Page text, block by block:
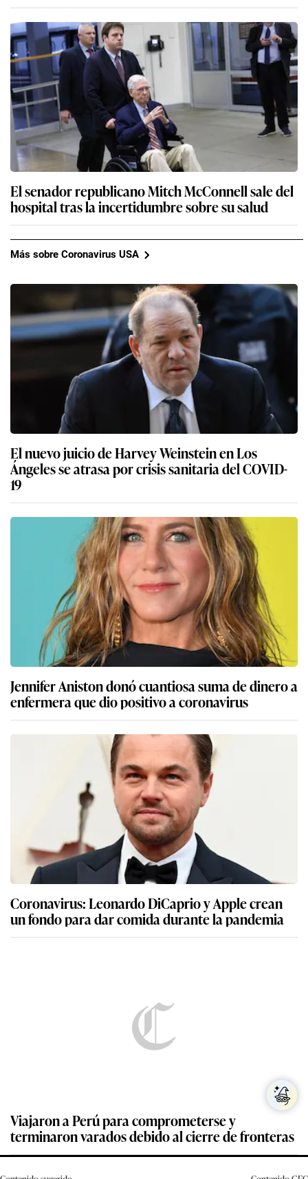
El senador republicano Mitch McConnell sale del
hospital tras la incertidumbre sobre su salud
Más sobre Coronavirus USA
El nuevo juicio de Harvey Weinstein en Los
Ángeles se atrasa por crisis sanitaria del COVID-
19
Jennifer Aniston donó cuantiosa suma de dinero a
enfermera que dio positivo a coronavirus
Coronavirus: Leonardo DiCaprio y Apple crean
un fondo para dar comida durante la pandemia
Viajaron a Perú para comprometerse y
terminaron varados debido al cierre de fronteras